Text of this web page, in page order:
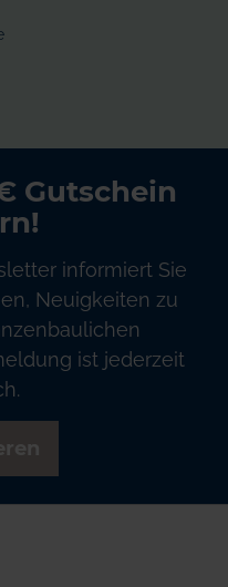
Gutschein
informiert Sie
Neuigkeiten zu
ist jederzeit